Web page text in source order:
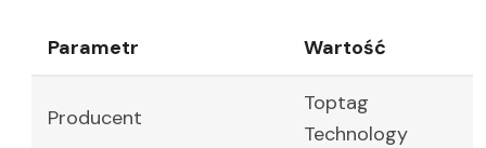
Parametr Wartość
Producent
Toptag
Technology